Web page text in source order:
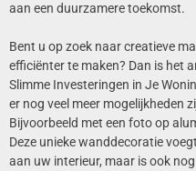
aan een duurzamere toekomst.
Bent u op zoek naar creatieve
efficiënter te maken? Dan is het
Slimme Investeringen in Je
er nog veel meer mogelijkheden
Bijvoorbeeld met een foto op
Deze unieke wanddecoratie
aan uw interieur, maar is ook